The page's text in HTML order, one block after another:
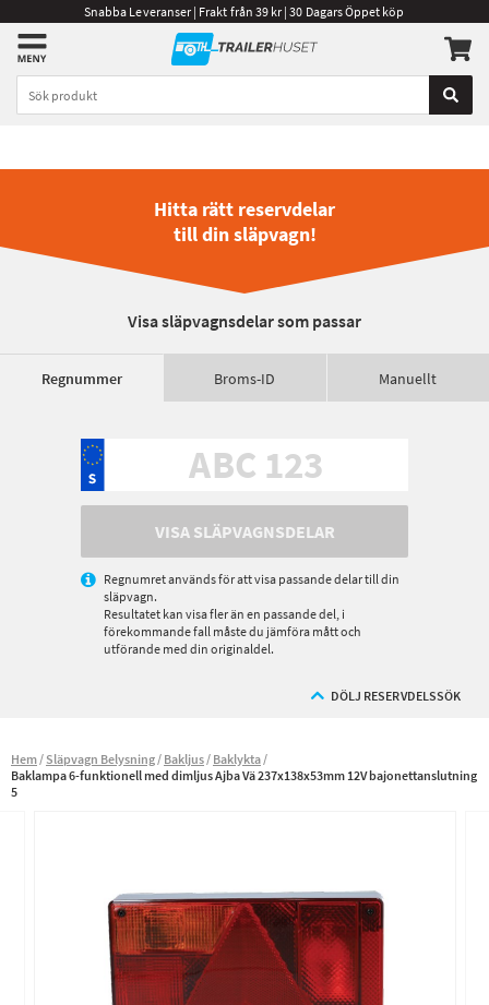
Snabba Leveranser | Frakt från 39 kr | 30 Dagars Öppet köp
Hitta rätt reservdelar
till din släpvagn!
Visa släpvagnsdelar som passar
Regnummer Broms-ID Manuellt
VISA SLÄPVAGNSDELAR
Regnumret används för att visa passande delar till din
släpvagn.
Resultatet kan visa fler än en passande del, i
förekommande fall måste du jämföra mått och
utförande med din originaldel.
DÖLJ RESERVDELSSÖK
Hem Släpvagn Belysning Bakljus Baklykta
Baklampa 6-funktionell med dimljus Ajba Vä 237x138x53mm 12V bajonettanslutning
5